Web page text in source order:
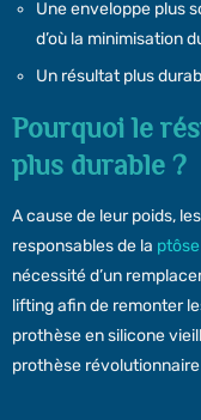
Une enveloppe plus
d’où la minimisation
Un résultat plus
Pourquoi le
plus durable ?
A cause de leur poids,
responsables de la
nécessité d’un
lifting afin de remonter
prothèse en silicone
prothèse